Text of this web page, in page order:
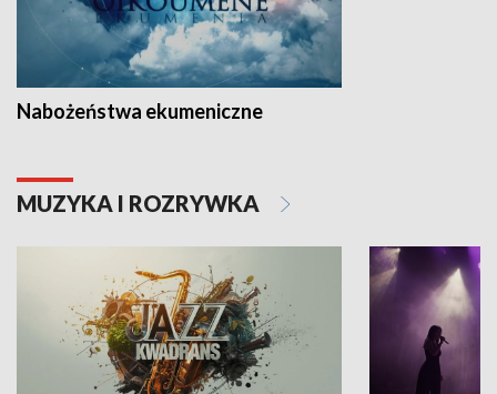
Nabożeństwa ekumeniczne
MUZYKA I ROZRYWKA